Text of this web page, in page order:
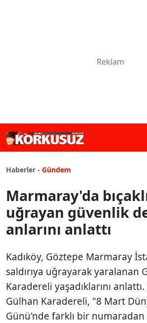
Haberler - Gündem
Marmaray'da
uğrayan güvenlik
anlarını anlattı
Kadıköy, Göztepe Marmaray
saldırıya uğrayarak yaralanan
Karadereli yaşadıklarını
Gülhan Karadereli, "8 Mart
Günü'nde farklı bir